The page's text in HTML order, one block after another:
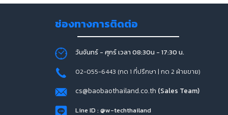
ช่องทางการติดต่อ
วันจันทร์ - ศุกร์ เวลา 08:30น - 17:30 น.
02-055-6443 (กด 1 ที่ปรึกษา | กด 2 ฝ่ายขาย)
cs@baobaothailand.co.th (Sales Team)
Line ID : @w-techthailand